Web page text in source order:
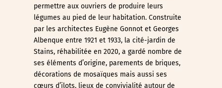
permettre aux ouvriers de produire leurs
légumes au pied de leur habitation. Construite
par les architectes Eugène Gonnot et Georges
Albenque entre 1921 et 1933, la cité-jardin de
Stains, réhabilitée en 2020, a gardé nombre de
ses éléments d’origine, parements de briques,
décorations de mosaïques mais aussi ses
cœurs d’ilots, lieux de convivialité autour de